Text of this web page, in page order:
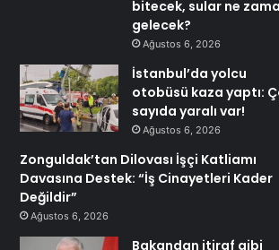
bitecek, sular ne
gelecek?
Ağustos 6, 2026
İstanbul’da yolcu
otobüsü kaza yaptı:
sayıda yaralı var!
Ağustos 6, 2026
Zonguldak’tan Dilovası İşçi Katliamı
Davasına Destek: “İş Cinayetleri Kader
Değildir”
Ağustos 6, 2026
Bakandan itiraf gibi